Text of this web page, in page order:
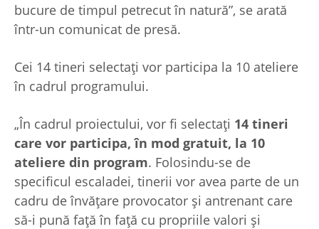
bucure de timpul petrecut în natură”, se arată
într-un comunicat de presă.
Cei 14 tineri selectați vor participa la 10 ateliere
în cadrul programului.
„În cadrul proiectului, vor fi selectați 14 tineri
care vor participa, în mod gratuit, la 10
ateliere din program. Folosindu-se de
specificul escaladei, tinerii vor avea parte de un
cadru de învățare provocator și antrenant care
să-i pună față în față cu propriile valori și